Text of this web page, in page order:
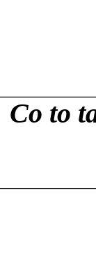
Co to